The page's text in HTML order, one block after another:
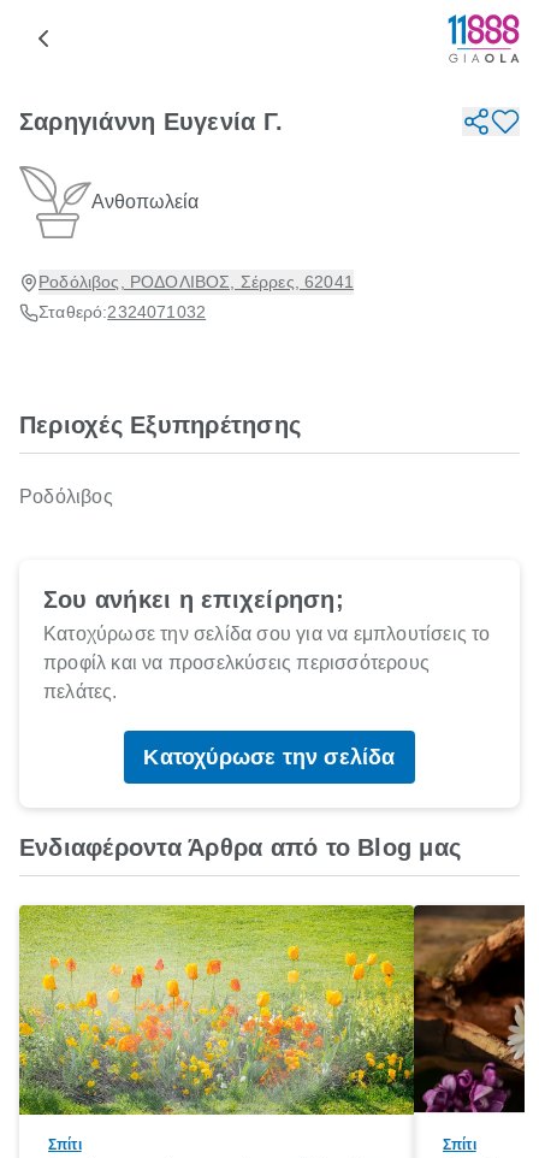
Σαρηγιάννη Ευγενία Γ.
Ανθοπωλεία
Ροδόλιβος, ΡΟΔΟΛΙΒΟΣ, Σέρρες, 62041
Σταθερό:2324071032
Περιοχές Εξυπηρέτησης
Ροδόλιβος
Σου ανήκει η επιχείρηση;
Κατοχύρωσε την σελίδα σου για να εμπλουτίσεις το
προφίλ και να προσελκύσεις περισσότερους
πελάτες.
Κατοχύρωσε την σελίδα
Ενδιαφέροντα Άρθρα από το Blog μας
Σπίτι Σπίτι